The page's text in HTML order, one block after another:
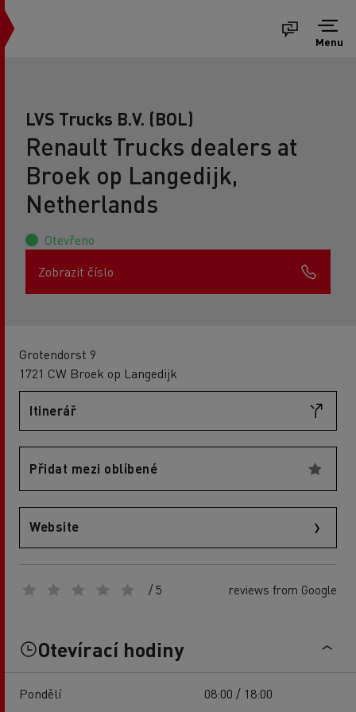
Menu
LVS Trucks B.V. (BOL)
Renault Trucks dealers at
Broek op Langedijk,
Netherlands
Otevřeno
Zobrazit číslo
Grotendorst 9
1721 CW Broek op Langedijk
Itinerář
Přidat mezi oblíbené
Website
/ 5 reviews from Google
Otevírací hodiny
Pondělí
08:00 / 18:00